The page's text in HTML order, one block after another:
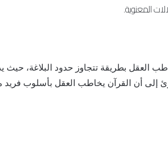
المعنوية.
بطريقة تتجاوز حدود البلاغة، حيث
إلى أن القرآن يخاطب العقل بأسلوب